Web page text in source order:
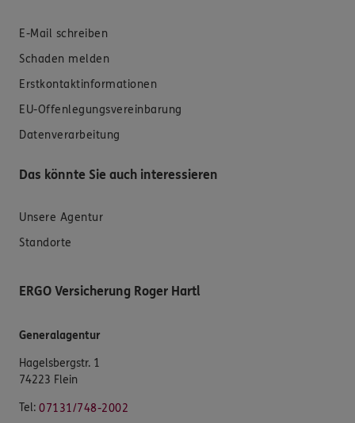
E-Mail schreiben
Schaden melden
Erstkontaktinformationen
EU-Offenlegungsvereinbarung
Datenverarbeitung
Das könnte Sie auch interessieren
Unsere Agentur
Standorte
ERGO Versicherung Roger Hartl
Generalagentur
Hagelsbergstr. 1
74223 Flein
Tel: 07131/748-2002